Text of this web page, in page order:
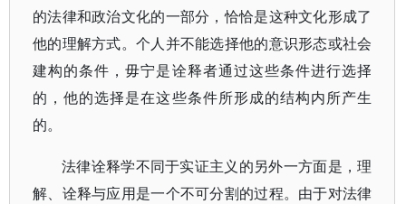
的法律和政治文化的一部分，恰恰是这种文化形成了
他的理解方式。个人并不能选择他的意识形态或社会
建构的条件，毋宁是诠释者通过这些条件进行选择
的，他的选择是在这些条件所形成的结构内所产生
的。
法律诠释学不同于实证主义的另外一方面是，理
解、诠释与应用是一个不可分割的过程。由于对法律